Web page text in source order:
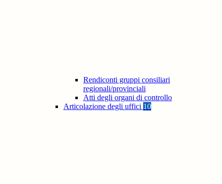
Rendiconti gruppi consiliari
regionali/provinciali
Atti degli organi di controllo
Articolazione degli uffici 10